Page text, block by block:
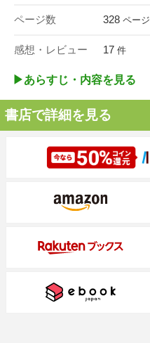
ページ数 328 ページ
感想・レビュー 17 件
▶︎あらすじ・内容を見る
書店で詳細を見る